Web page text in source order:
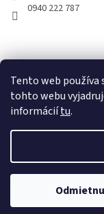
Tento web používa
tohto webu
informáciítu.
0940 222 787
Copyright 2026